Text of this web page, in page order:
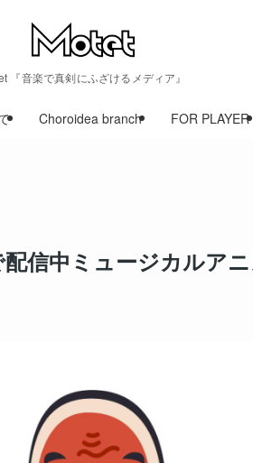
『音楽で真剣にふざけるメディア』
Choroidea branch FOR PLAYER
信中ミュージカルア